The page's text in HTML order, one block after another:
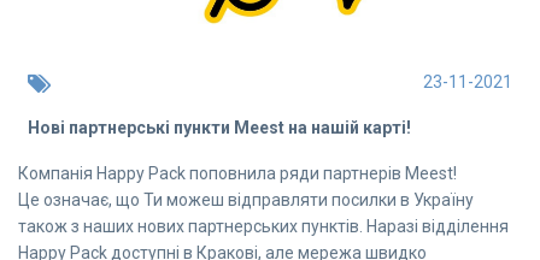
23-11-2021
Нові партнерські пункти Meest на нашій карті!
Компанія Happy Pack поповнила ряди партнерів Meest!
Це означає, що Ти можеш відправляти посилки в Україну
також з наших нових партнерських пунктів. Наразі відділення
Happy Pack доступні в Кракові, але мережа швидко